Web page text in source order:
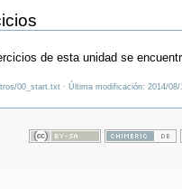
de esta unidad se
00_start.txt · Última modificación: 2014/